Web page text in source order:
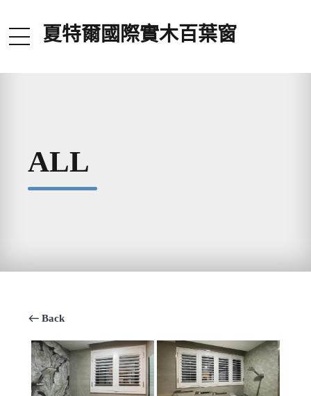
夏特爾國際實木百葉窗
ALL
Back